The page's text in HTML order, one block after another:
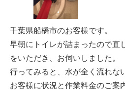
千葉県船橋市のお客様です。
早朝にトイレが詰まったので直
をいただき、お伺いしました。
行ってみると、水が全く流れな
お客様に状況と作業料金のご案